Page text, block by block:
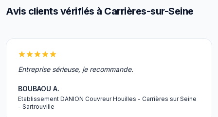
Avis clients vérifiés à Carrières-sur-Seine
Entreprise sérieuse, je recommande.
BOUBAOU A.
Etablissement DANION Couvreur Houilles - Carrières sur Seine
- Sartrouville